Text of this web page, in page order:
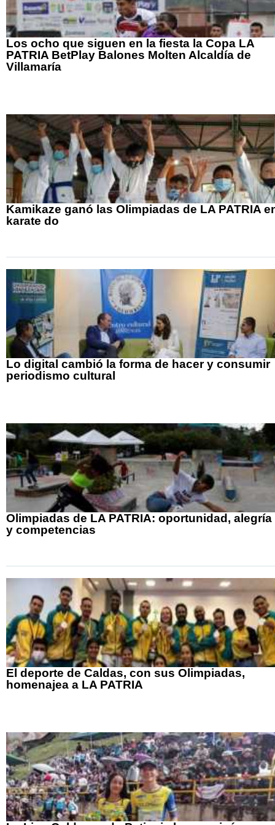
Los ocho que siguen en la fiesta la Copa LA
PATRIA BetPlay Balones Molten Alcaldía de
Villamaría
Kamikaze ganó las Olimpiadas de LA PATRIA
karate do
Lo digital cambió la forma de hacer y consumir
periodismo cultural
Olimpiadas de LA PATRIA: oportunidad, alegría
y competencias
El deporte de Caldas, con sus Olimpiadas,
homenajea a LA PATRIA